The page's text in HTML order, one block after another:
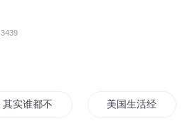
3439
其实谁都不曾经历 美国生活经历